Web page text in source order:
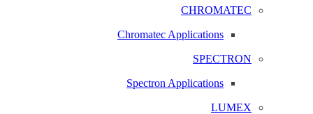
CHROMATEC
Chromatec Applications
SPECTRON
Spectron Applications
LUMEX